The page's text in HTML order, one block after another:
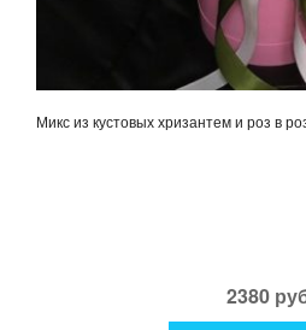
Микс из кустовых хризантем и роз в
2380